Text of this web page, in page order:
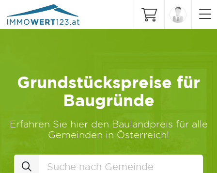
Grundstückspreise für
Baugründe
Erfahren Sie hier den Baulandpreis für alle
Gemeinden in Österreich!